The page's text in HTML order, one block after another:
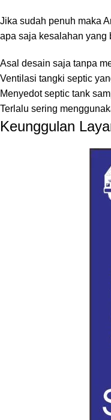
Jika sudah penuh maka
apa saja kesalahan yang
Asal desain saja tanpa
Ventilasi tangki septic
Menyedot septic tank
Terlalu sering
Keunggulan